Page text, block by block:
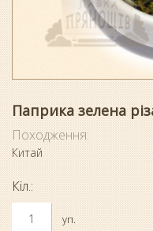
Паприка зелена
Походження:
Китай
Кіл.:
уп.